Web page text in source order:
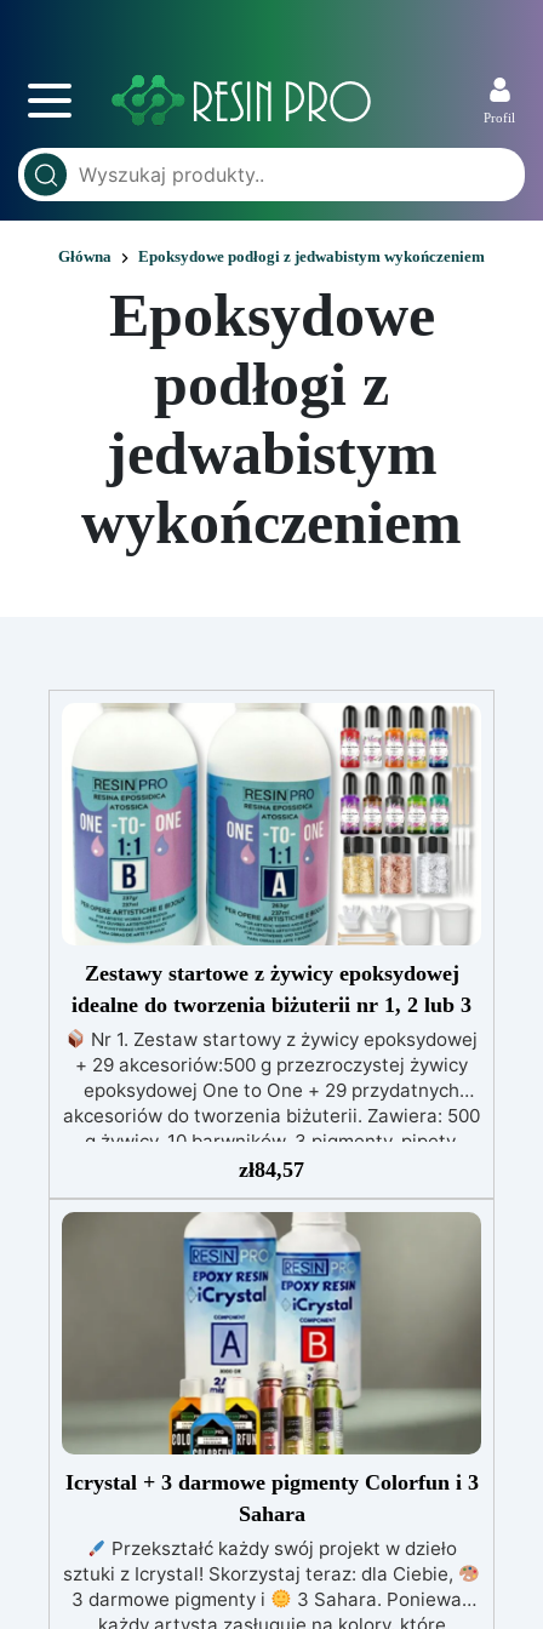
Profil
Główna Epoksydowe podłogi z jedwabistym wykończeniem
Epoksydowe
podłogi z
jedwabistym
wykończeniem
Zestawy startowe z żywicy epoksydowej
idealne do tworzenia biżuterii nr 1, 2 lub 3
Nr 1. Zestaw startowy z żywicy epoksydowej
+ 29 akcesoriów:500 g przezroczystej żywicy
epoksydowej One to One + 29 przydatnych
akcesoriów do tworzenia biżuterii. Zawiera: 500
g żywicy, 10 barwników, 3 pigmenty, pipety,
Nr 2. Zestaw startowy z żywicy epoksydowej
+ 100 akcesoriów:500 g przezroczystej żywicy
epoksydowej One to One + 100 przydatnych
akcesoriów do tworzenia biżuterii. Zawiera: 500
g żywicy, 12 dodatków dekoracyjnych, suszone
kwiaty, silikonową formę z literami, breloczki,
końcówki do miniwiertarki, ponad 100
elementów.
zł84,57
Icrystal + 3 darmowe pigmenty Colorfun i 3
Sahara
Przekształć każdy swój projekt w dzieło
sztuki z Icrystal! Skorzystaj teraz: dla Ciebie,
3 darmowe pigmenty i
3 Sahara. Ponieważ